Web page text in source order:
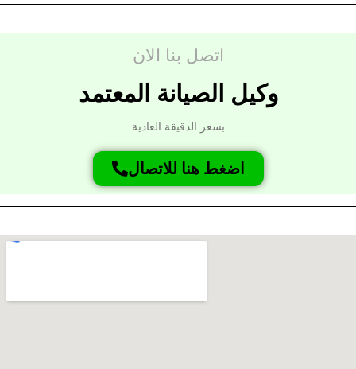
اتصل بنا الان
وكيل الصيانة المعتمد
بسعر الدقيقة العادية
اضغط هنا للاتصال